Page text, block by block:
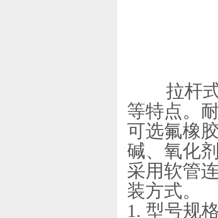
拉杆
等特点。
可选氟橡
碱、氧化
采用软管
装方式。
1. 型号规